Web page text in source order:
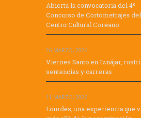
Abierta la convocatoria del 4º
Concurso de Cortometrajes del
Centro Cultural Coreano
26 MARZO, 2026
Viernes Santo en Iznájar,
sentencias y carreras
11 MARZO, 2026
Lourdes, una experiencia que